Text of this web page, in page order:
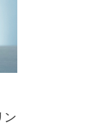
ン